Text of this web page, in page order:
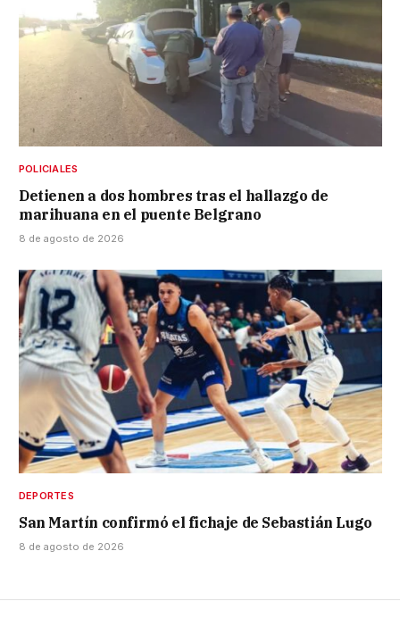
POLICIALES
Detienen a dos hombres tras el hallazgo de
marihuana en el puente Belgrano
8 de agosto de 2026
DEPORTES
San Martín confirmó el fichaje de Sebastián Lugo
8 de agosto de 2026